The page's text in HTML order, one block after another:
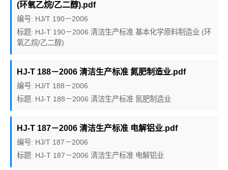
(环氧乙烷/乙二醇).pdf
编号: HJ/T 190－2006
标题: HJ-T 190－2006 清洁生产标准 基本化学原料制造业 (环
氧乙烷/乙二醇)
HJ-T 188－2006 清洁生产标准 氮肥制造业.pdf
编号: HJ/T 188－2006
标题: HJ-T 188－2006 清洁生产标准 氮肥制造业
HJ-T 187－2006 清洁生产标准 电解铝业.pdf
编号: HJ/T 187－2006
标题: HJ-T 187－2006 清洁生产标准 电解铝业